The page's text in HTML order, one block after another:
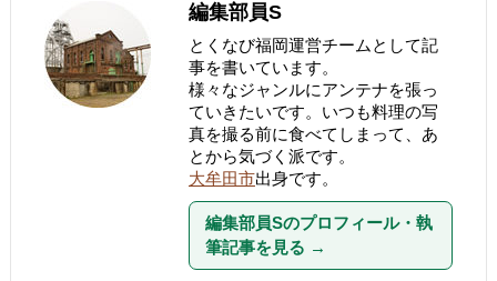
編集部員S
とくなび福岡運営チームとして記
事を書いています。
様々なジャンルにアンテナを張っ
ていきたいです。いつも料理の写
真を撮る前に食べてしまって、あ
とから気づく派です。
大牟田市出身です。
編集部員Sのプロフィール・執
筆記事を見る →